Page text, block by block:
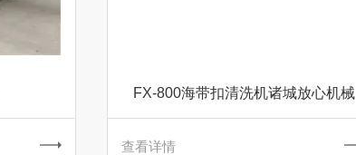
FX-800海带扣清洗机诸城放心机械
查看详情